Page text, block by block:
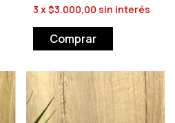
3 x$3.000,00 sin interés